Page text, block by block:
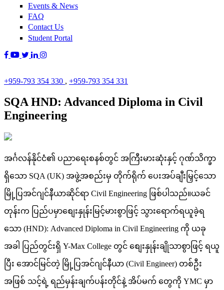
Events & News
FAQ
Contact Us
Student Portal
+959-793 354 330 , +959-793 354 331
SQA HND: Advanced Diploma in Civil
Engineering
အင်္ဂလန်နိုင်ငံ၏ ပညာရေးစနစ်တွင် အကြီးမားဆုံးနှင့် ဂုဏ်သိက္ခာ
ရှိသော SQA (UK) အဖွဲ့အစည်းမှ တိုက်ရိုက် ပေးအပ်ချီးမြှင့်သော
မြို့ပြအင်ဂျင်နီယာဆိုင်ရာ Civil Engineering ဖြစ်ပါသည်။ယခင်
တုန်းက ပြည်ပမှာစျေးနှုန်းမြင့်မားစွာဖြင့် သွားရောက်ရယူခဲ့ရ
သော (HND): Advanced Diploma in Civil Engineering ကို ယခု
အခါ ပြည်တွင်းရှိ Y-Max College တွင် စျေးနှုန်းချိုသာစွာဖြင့် ရယူ
ပြီး အောင်မြင်တဲ့ မြို့ပြအင်ဂျင်နီယာ (Civil Engineer) တစ်ဦး
အဖြစ် သင့်ရဲ့ ရည်မှန်းချက်ပန်းတိုင်နဲ့ အိပ်မက် တွေကို YMC မှာ